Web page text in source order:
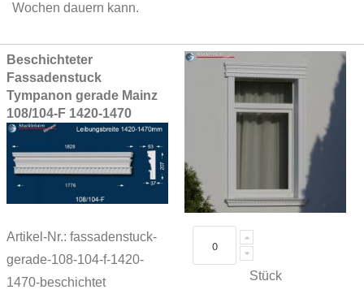
Wochen dauern kann.
Grouped
product
items
Beschichteter
Fassadenstuck
Tympanon gerade Mainz
108/104-F 1420-1470
Artikel-Nr.: fassadenstuck-
gerade-108-104-f-1420-
1470-beschichtet
Stück